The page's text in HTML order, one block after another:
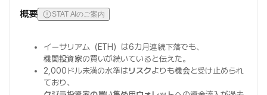
概要 STAT AIのご案内
イーサリアム（ETH）は6カ月連続下落でも、
機関投資家の買いが続いていると伝えた。
2,000ドル未満の水準はリスクよりも機会と受け止められ
ており、